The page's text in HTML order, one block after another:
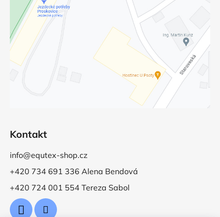
Kontakt
info@equtex-shop.cz
+420 734 691 336 Alena Bendová
+420 724 001 554 Tereza Sabol